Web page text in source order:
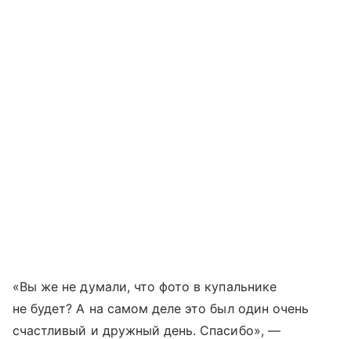
«Вы же не думали, что фото в купальнике
не будет? А на самом деле это был один очень
счастливый и дружный день. Спасибо», —